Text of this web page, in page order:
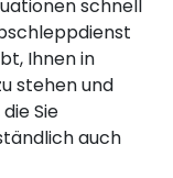
schnell
Ihnen in
stehen und
Sie
auch